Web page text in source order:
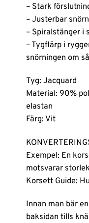
– Stark
– Justerbar
– Spiralstänger i
– Tygflärp i
snörningen om
Tyg: Jacquard
Material: 90%
elastan
Färg: Vit
Exempel: En
motsvarar
Korsett Guide:
Innan man bär
baksidan tills